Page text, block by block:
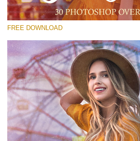
Old Film
(30 Overlays)
Sunlight Collection
(290 Overlays)
Large 6000*4000px
Entire Collection
(1783 Overlays)
Large 6000*4000px
FREE DOWNLOAD